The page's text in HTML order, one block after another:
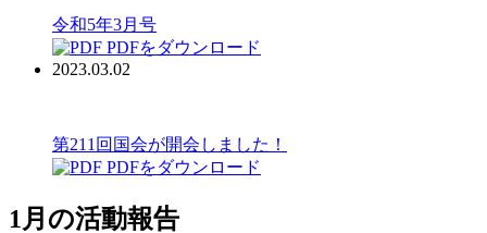
令和5年3月号
PDFをダウンロード
2023.03.02
第211回国会が開会しました！
PDFをダウンロード
1月の活動報告